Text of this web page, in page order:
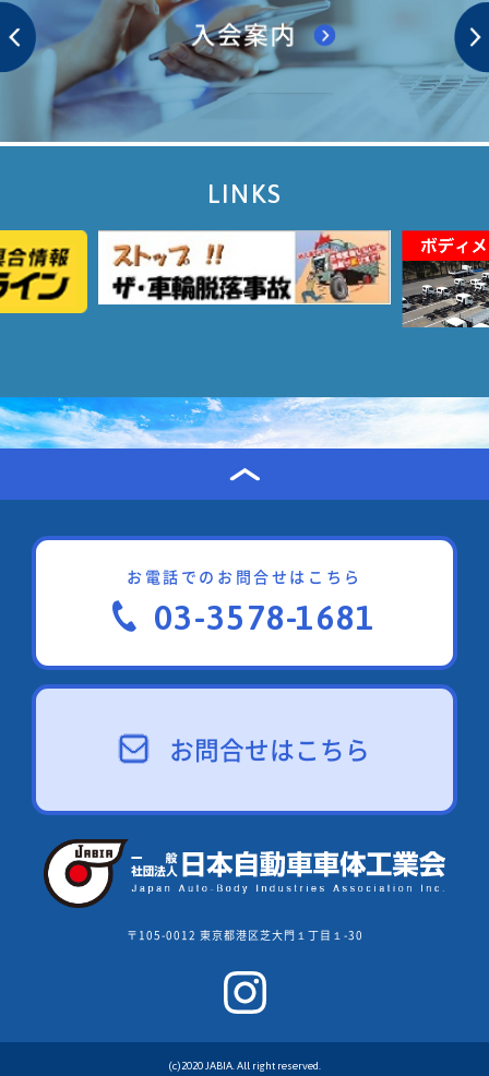
LINKS
お電話でのお問合せはこちら
03-3578-1681
お問合せはこちら
〒105-0012 東京都港区芝大門１丁目１-30
(c)2020 JABIA. All right reserved.